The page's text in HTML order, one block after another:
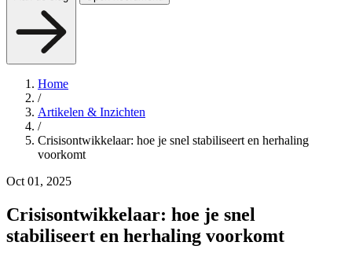
Home
/
Artikelen & Inzichten
/
Crisisontwikkelaar: hoe je snel stabiliseert en herhaling
voorkomt
Oct 01, 2025
Crisisontwikkelaar: hoe je snel
stabiliseert en herhaling voorkomt